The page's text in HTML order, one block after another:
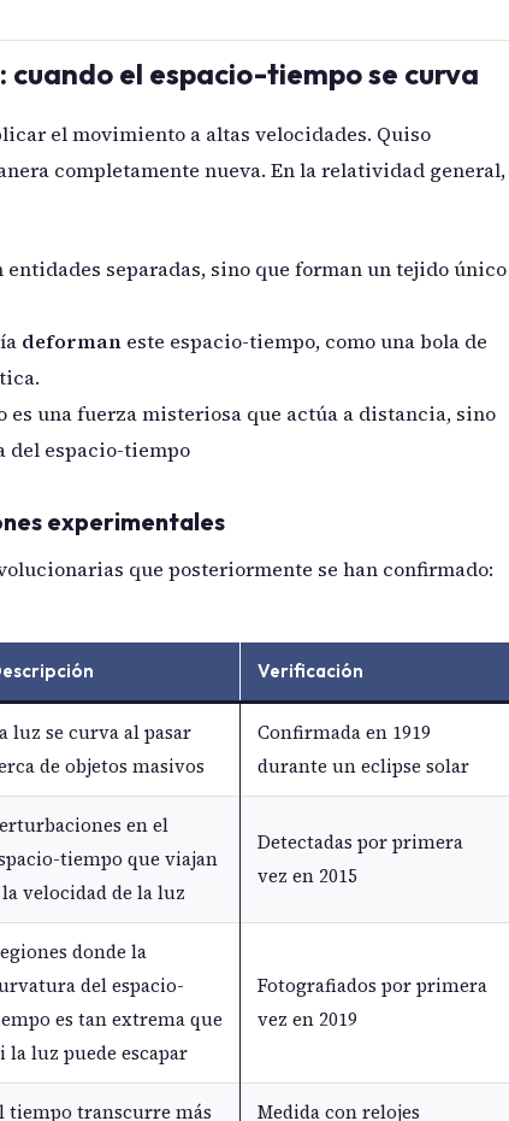
el espacio-tiempo se curva
el movimiento a altas velocidades. Quiso
completamente nueva. En la relatividad general,
entidades separadas, sino que forman un tejido único
deforman este espacio-tiempo, como una bola de
es una fuerza misteriosa que actúa a distancia, sino
del espacio-tiempo
experimentales
que posteriormente se han confirmado:
Verificación
luz se curva al pasar
de objetos masivos
Confirmada en 1919
durante un eclipse solar
en el
tiempo que viajan
velocidad de la luz
Detectadas por primera
vez en 2015
donde la
del espacio-
es tan extrema que
la luz puede escapar
Fotografiados por primera
vez en 2019
tiempo transcurre más Medida con relojes